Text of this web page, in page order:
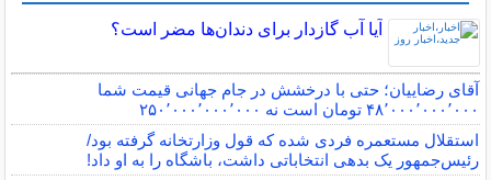
آیا آب گازدار برای دندان‌ها مضر است؟
آقای رضاییان؛ حتی با درخشش در جام جهانی قیمت شما
۴۸٬۰۰۰٬۰۰۰٬۰۰۰ تومان است نه ۲۵۰٬۰۰۰٬۰۰۰٬۰۰۰
استقلال مستعمره فردی شده که قول وزارتخانه گرفته بود/
رئیس‌جمهور یک بدهی انتخاباتی داشت، باشگاه را به او داد!